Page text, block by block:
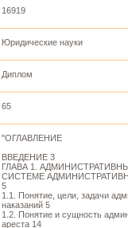
16919
Юридические науки
Диплом
65
"ОГЛАВЛЕНИЕ
ВВЕДЕНИЕ 3
ГЛАВА 1.
СИСТЕМЕ
5
1.1. Понятие, цели, задачи
наказаний 5
1.2. Понятие и сущность
ареста 14